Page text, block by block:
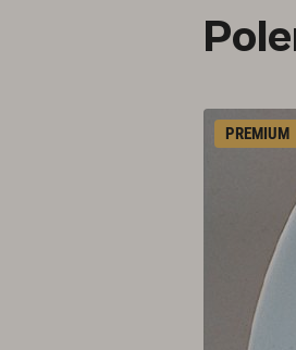
PREMIUM